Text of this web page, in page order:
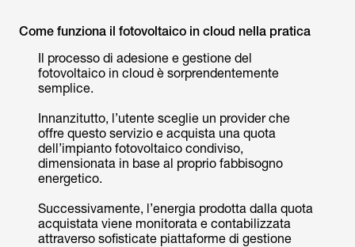
Come funziona il fotovoltaico in cloud nella pratica
Il processo di adesione e gestione del
fotovoltaico in cloud è sorprendentemente
semplice.
Innanzitutto, l’utente sceglie un provider che
offre questo servizio e acquista una quota
dell’impianto fotovoltaico condiviso,
dimensionata in base al proprio fabbisogno
energetico.
Successivamente, l’energia prodotta dalla quota
acquistata viene monitorata e contabilizzata
attraverso sofisticate piattaforme di gestione